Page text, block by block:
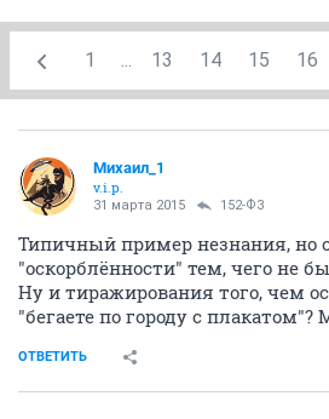
1 ... 13 14 15 16
Михаил_1
v.i.p.
31 марта 2015 152-ФЗ
Типичный пример незнания, но
"оскорблённости" тем, чего не
Ну и тиражирования того, чем
"бегаете по городу с плакатом"?
ОТВЕТИТЬ